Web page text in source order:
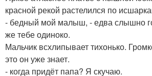
красной рекой растелился по
- бедный мой малыш, - едва слышно
же тебе одиноко.
Мальчик всхлипывает тихонько.
это он уже знает.
- когда придёт папа? Я скучаю.